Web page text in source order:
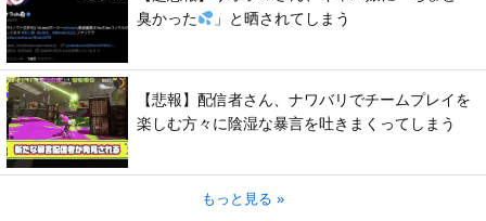
臭かった
」と晒されてしまう
【悲報】配信者さん、ナワバリでチームプレイを
楽しむ方々に陰湿な暴言を吐きまくってしまう
もっと見る »